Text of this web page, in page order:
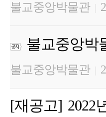
불교중앙박물관
불교중앙박
불교중앙박물관
[재공고] 2022